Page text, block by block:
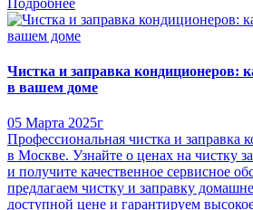
Чистка и заправка кондиционеров:
в вашем доме
05 Марта 2025г
Профессиональная чистка и заправка
в Москве. Узнайте о ценах на чистку
и получите качественное сервисное
предлагаем чистку и заправку
доступной цене и гарантируем